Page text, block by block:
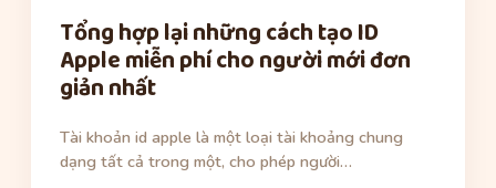
Tổng hợp lại những cách tạo ID
Apple miễn phí cho người mới đơn
giản nhất
Tài khoản id apple là một loại tài khoảng chung
dạng tất cả trong một, cho phép người…